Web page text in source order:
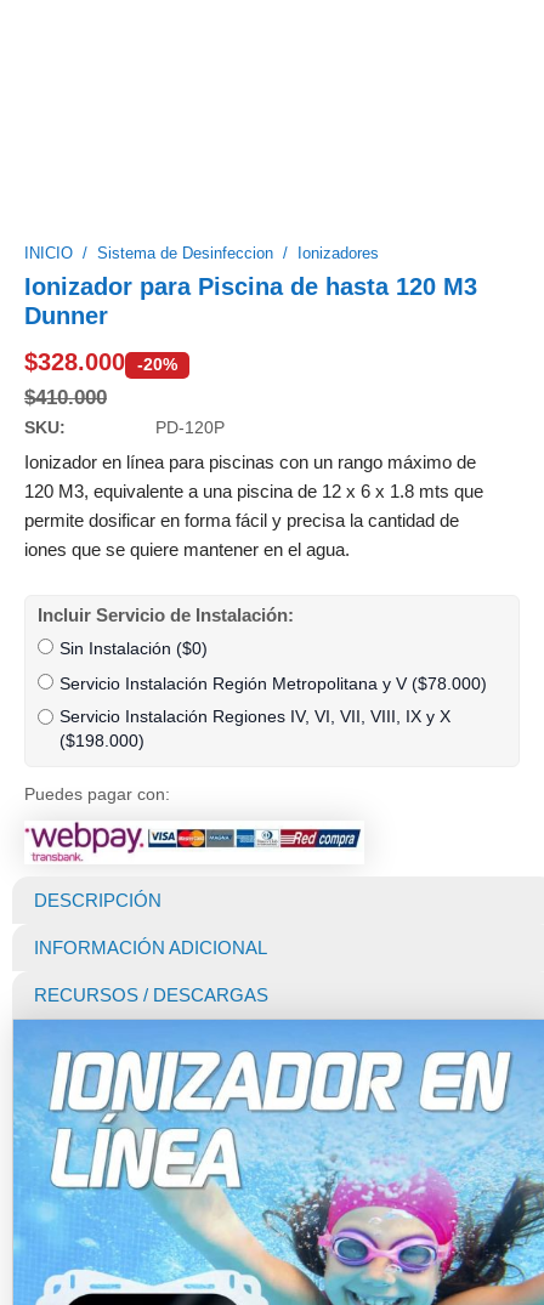
INICIO/ Sistema de Desinfeccion/ Ionizadores
Ionizador para Piscina de hasta 120 M3
Dunner
$328.000 -20%
$410.000
SKU: PD-120P
Ionizador en línea para piscinas con un rango máximo de
120 M3, equivalente a una piscina de 12 x 6 x 1.8 mts que
permite dosificar en forma fácil y precisa la cantidad de
iones que se quiere mantener en el agua.
Incluir Servicio de Instalación:
Sin Instalación ($0)
Servicio Instalación Región Metropolitana y V ($78.000)
Servicio Instalación Regiones IV, VI, VII, VIII, IX y X
($198.000)
Puedes pagar con:
DESCRIPCIÓN
INFORMACIÓN ADICIONAL
RECURSOS / DESCARGAS